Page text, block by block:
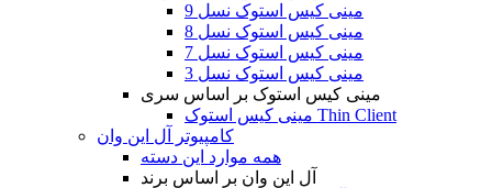
مینی کیس استوک نسل 9
مینی کیس استوک نسل 8
مینی کیس استوک نسل 7
مینی کیس استوک نسل 3
مینی کیس استوک بر اساس سری
مینی کیس استوک Thin Client
کامپیوتر آل این وان
همه موارد این دسته
آل این وان بر اساس برند